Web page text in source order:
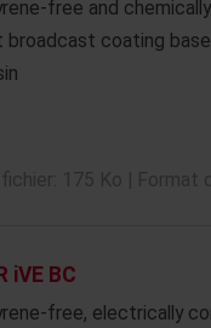
free and
broadcast coating
iVE BC
free, electrically